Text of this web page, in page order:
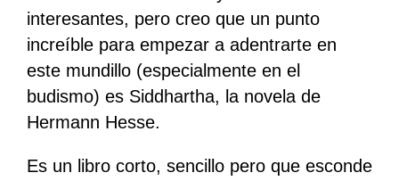
interesantes, pero creo que un punto
increíble para empezar a adentrarte en
este mundillo (especialmente en el
budismo) es Siddhartha, la novela de
Hermann Hesse.
Es un libro corto, sencillo pero que esconde